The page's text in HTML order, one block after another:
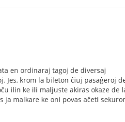
en ordinaraj tagoj de diversaj
krom la bileton ĉiuj pasaĝeroj
ilin ke ili maljuste akiras okaze de
malkare ke oni povas aĉeti